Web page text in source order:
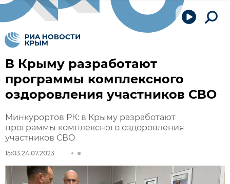
В Крыму разработают
программы комплексного
оздоровления участников СВО
Минкурортов РК: в Крыму разработают
программы комплексного оздоровления
участников СВО
15:03 24.07.2023